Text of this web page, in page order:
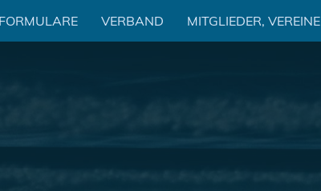
VERBAND MITGLIEDER, VEREINE